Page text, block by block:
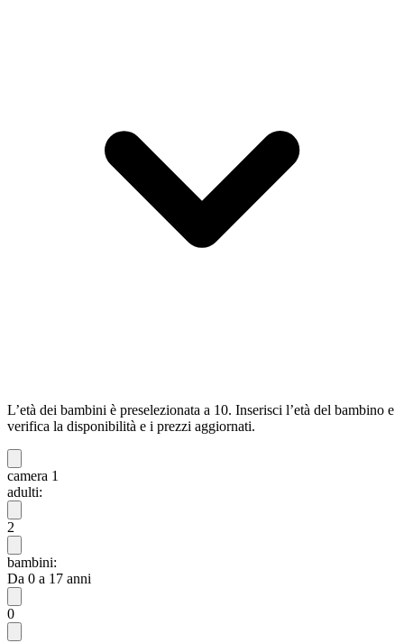
L’età dei bambini è preselezionata a 10. Inserisci l’età del bambino e
verifica la disponibilità e i prezzi aggiornati.
camera 1
adulti:
2
bambini:
Da 0 a 17 anni
0